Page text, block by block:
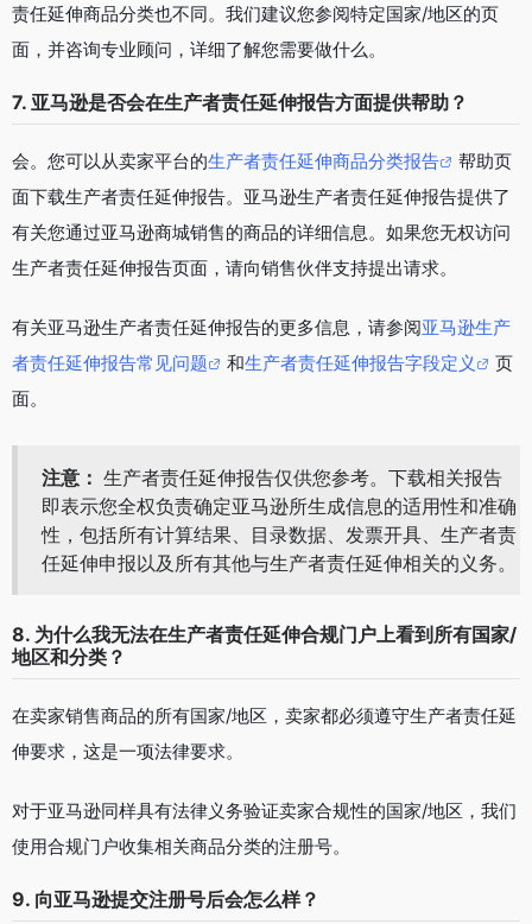
责任延伸商品分类也不同。我们建议您参阅特定国家/地区的页
面，并咨询专业顾问，详细了解您需要做什么。
7. 亚马逊是否会在生产者责任延伸报告方面提供帮助？
会。您可以从卖家平台的生产者责任延伸商品分类报告
帮助页
面下载生产者责任延伸报告。亚马逊生产者责任延伸报告提供了
有关您通过亚马逊商城销售的商品的详细信息。如果您无权访问
生产者责任延伸报告页面，请向销售伙伴支持提出请求。
有关亚马逊生产者责任延伸报告的更多信息，请参阅亚马逊生产
者责任延伸报告常见问题
和生产者责任延伸报告字段定义
页
面。
注意： 生产者责任延伸报告仅供您参考。下载相关报告
即表示您全权负责确定亚马逊所生成信息的适用性和准确
性，包括所有计算结果、目录数据、发票开具、生产者责
任延伸申报以及所有其他与生产者责任延伸相关的义务。
8. 为什么我无法在生产者责任延伸合规门户上看到所有国家/
地区和分类？
在卖家销售商品的所有国家/地区，卖家都必须遵守生产者责任延
伸要求，这是一项法律要求。
对于亚马逊同样具有法律义务验证卖家合规性的国家/地区，我们
使用合规门户收集相关商品分类的注册号。
9. 向亚马逊提交注册号后会怎么样？